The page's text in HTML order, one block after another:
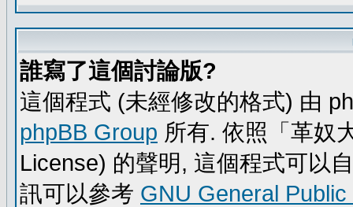
誰寫了這個討論版?
這個程式 (未經修改的格式) 由
phpBB Group 所有. 依照「革奴
License) 的聲明, 這個程式可以
訊可以參考 GNU General